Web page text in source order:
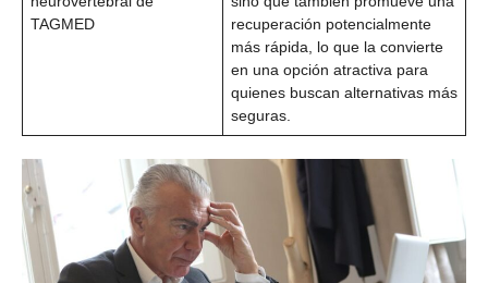
TAGMED
recuperación potencialmente
más rápida, lo que la convierte
en una opción atractiva para
quienes buscan alternativas más
seguras.